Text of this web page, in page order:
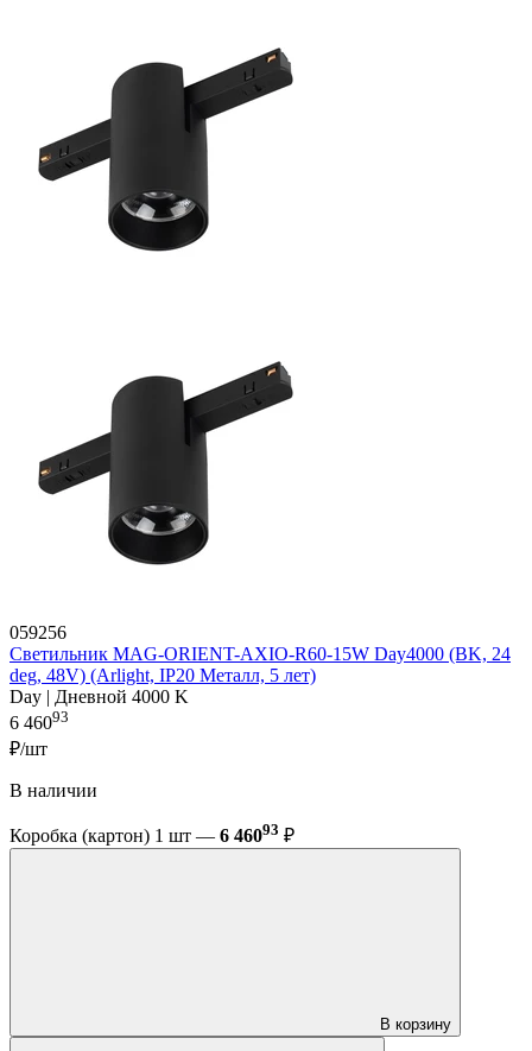
059256
Светильник MAG-ORIENT-AXIO-R60-15W Day4000 (BK, 24
deg, 48V) (Arlight, IP20 Металл, 5 лет)
Day | Дневной 4000 K
6 46093
₽/шт
В наличии
Коробка (картон) 1 шт — 6 46093 ₽
В корзину